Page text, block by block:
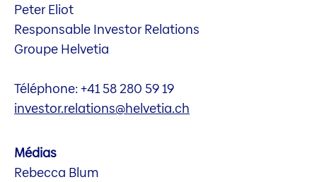
Peter Eliot
Responsable Investor Relations
Groupe Helvetia
Téléphone: +41 58 280 59 19
investor.relations@helvetia.ch
Médias
Rebecca Blum